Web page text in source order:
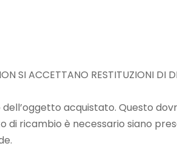
SI ACCETTANO RESTITUZIONI DI
acquistato. Questo
ricambio è necessario siano